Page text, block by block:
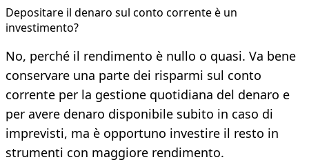
Depositare il denaro sul conto corrente è un
investimento?
No, perché il rendimento è nullo o quasi. Va bene
conservare una parte dei risparmi sul conto
corrente per la gestione quotidiana del denaro e
per avere denaro disponibile subito in caso di
imprevisti, ma è opportuno investire il resto in
strumenti con maggiore rendimento.